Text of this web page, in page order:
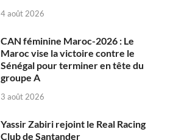
4 août 2026
CAN féminine Maroc-2026 : Le
Maroc vise la victoire contre le
Sénégal pour terminer en tête du
groupe A
3 août 2026
Yassir Zabiri rejoint le Real Racing
Club de Santander